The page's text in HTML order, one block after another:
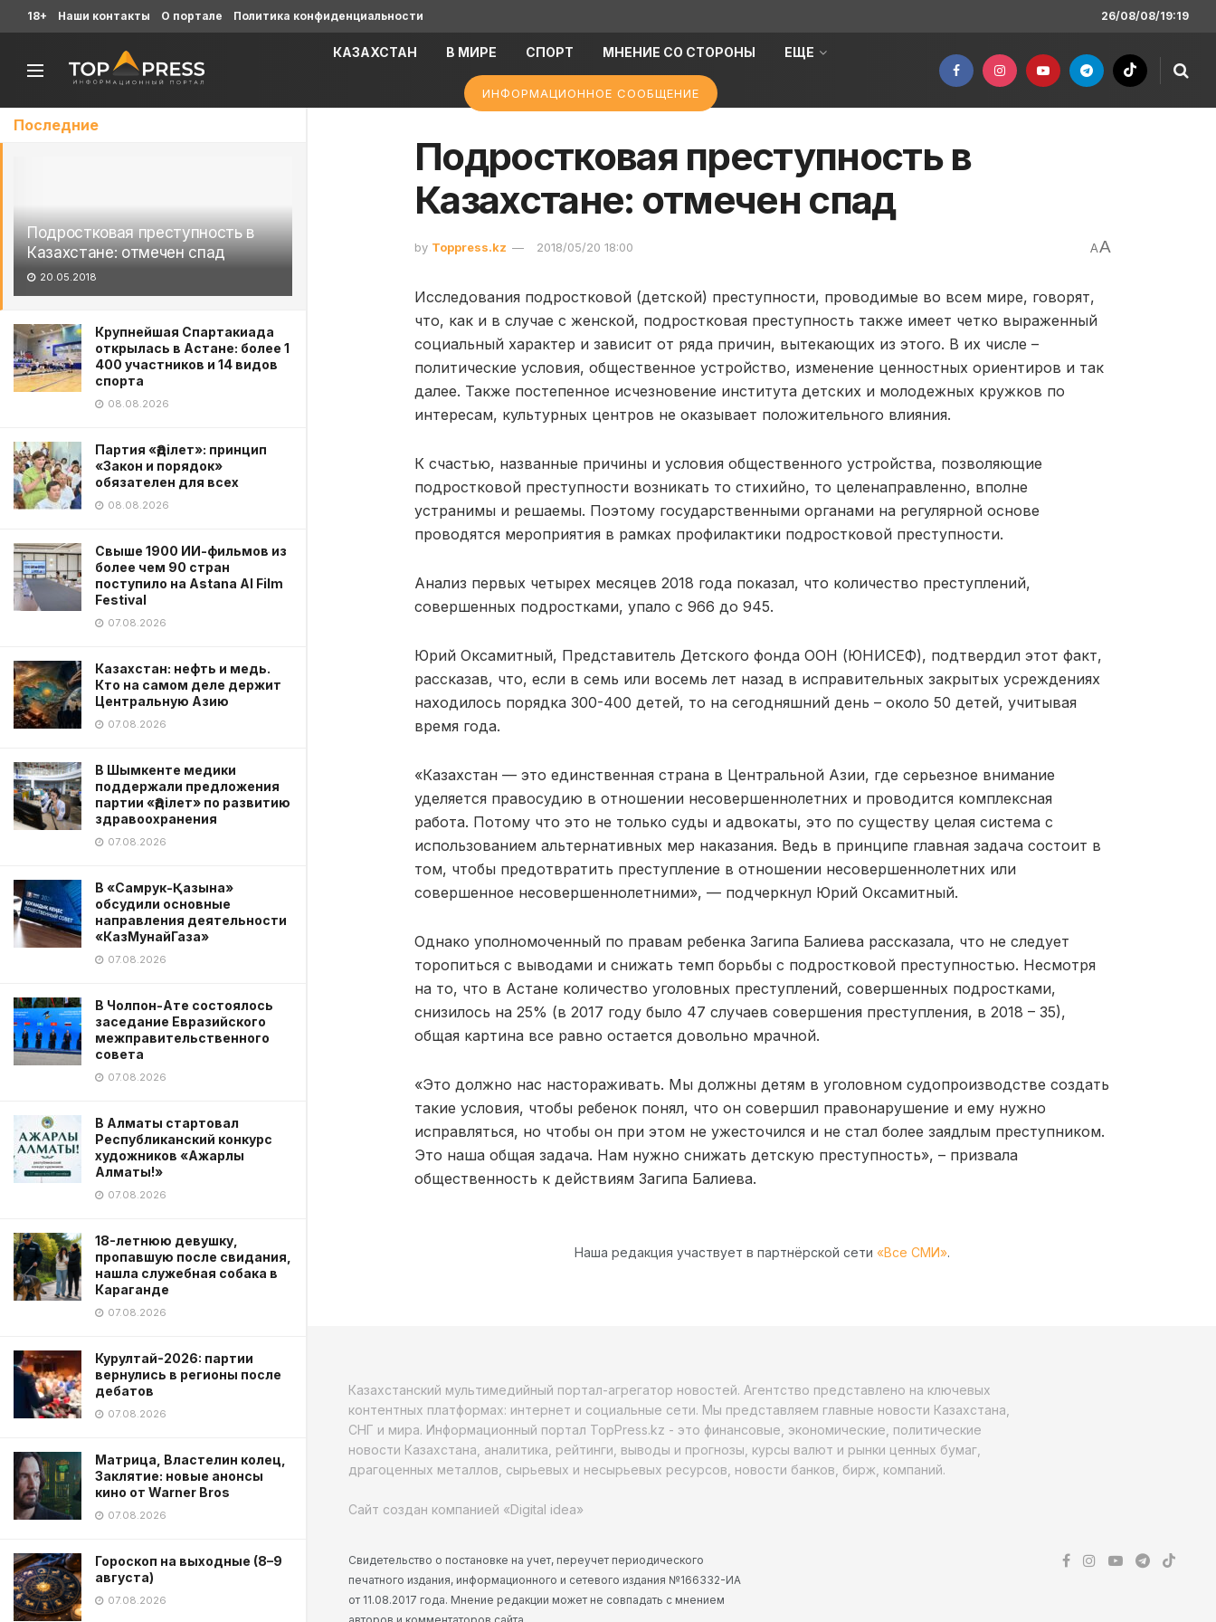
Последние
Подростковая преступность в
Казахстане: отмечен спад
20.05.2018
Крупнейшая Спартакиада
открылась в Астане: более 1
400 участников и 14 видов
спорта
08.08.2026
Партия «Әділет»: принцип
«Закон и порядок»
обязателен для всех
08.08.2026
Свыше 1900 ИИ-фильмов из
более чем 90 стран
поступило на Astana AI Film
Festival
07.08.2026
Казахстан: нефть и медь.
Кто на самом деле держит
Центральную Азию
07.08.2026
В Шымкенте медики
поддержали предложения
партии «Әділет» по развитию
здравоохранения
07.08.2026
В «Самрук-Қазына»
обсудили основные
направления деятельности
«КазМунайГаза»
07.08.2026
В Чолпон-Ате состоялось
заседание Евразийского
межправительственного
совета
07.08.2026
В Алматы стартовал
Республиканский конкурс
художников «Ажарлы
Алматы!»
07.08.2026
18-летнюю девушку,
пропавшую после свидания,
нашла служебная собака в
Караганде
07.08.2026
Курултай-2026: партии
вернулись в регионы после
дебатов
07.08.2026
Матрица, Властелин колец,
Заклятие: новые анонсы
кино от Warner Bros
07.08.2026
Гороскоп на выходные (8–9
августа)
07.08.2026
18+ Наши контакты О портале Политика конфиденциальности 26/08/08/19:19
КАЗАХСТАН В МИРЕ СПОРТ МНЕНИЕ СО СТОРОНЫ ЕЩЕ
ИНФОРМАЦИОННОЕ СООБЩЕНИЕ
Подростковая преступность в
Казахстане: отмечен спад
by Toppress.kz 2018/05/20 18:00 AA
Исследования подростковой (детской) преступности, проводимые во всем мире, говорят,
что, как и в случае с женской, подростковая преступность также имеет четко выраженный
социальный характер и зависит от ряда причин, вытекающих из этого. В их числе –
политические условия, общественное устройство, изменение ценностных ориентиров и так
далее. Также постепенное исчезновение института детских и молодежных кружков по
интересам, культурных центров не оказывает положительного влияния.
К счастью, названные причины и условия общественного устройства, позволяющие
подростковой преступности возникать то стихийно, то целенаправленно, вполне
устранимы и решаемы. Поэтому государственными органами на регулярной основе
проводятся мероприятия в рамках профилактики подростковой преступности.
Анализ первых четырех месяцев 2018 года показал, что количество преступлений,
совершенных подростками, упало с 966 до 945.
Юрий Оксамитный, Представитель Детского фонда ООН (ЮНИСЕФ), подтвердил этот факт,
рассказав, что, если в семь или восемь лет назад в исправительных закрытых усреждениях
находилось порядка 300-400 детей, то на сегодняшний день – около 50 детей, учитывая
время года.
«Казахстан — это единственная страна в Центральной Азии, где серьезное внимание
уделяется правосудию в отношении несовершеннолетних и проводится комплексная
работа. Потому что это не только суды и адвокаты, это по существу целая система с
использованием альтернативных мер наказания. Ведь в принципе главная задача состоит в
том, чтобы предотвратить преступление в отношении несовершеннолетних или
совершенное несовершеннолетними», — подчеркнул Юрий Оксамитный.
Однако уполномоченный по правам ребенка Загипа Балиева рассказала, что не следует
торопиться с выводами и снижать темп борьбы с подростковой преступностью. Несмотря
на то, что в Астане количество уголовных преступлений, совершенных подростками,
снизилось на 25% (в 2017 году было 47 случаев совершения преступления, в 2018 – 35),
общая картина все равно остается довольно мрачной.
«Это должно нас настораживать. Мы должны детям в уголовном судопроизводстве создать
такие условия, чтобы ребенок понял, что он совершил правонарушение и ему нужно
исправляться, но чтобы он при этом не ужесточился и не стал более заядлым преступником.
Это наша общая задача. Нам нужно снижать детскую преступность», – призвала
общественность к действиям Загипа Балиева.
Наша редакция участвует в партнёрской сети «Все СМИ».
Казахстанский мультимедийный портал-агрегатор новостей. Агентство представлено на ключевых
контентных платформах: интернет и социальные сети. Мы представляем главные новости Казахстана,
СНГ и мира. Информационный портал TopPress.kz - это финансовые, экономические, политические
новости Казахстана, аналитика, рейтинги, выводы и прогнозы, курсы валют и рынки ценных бумаг,
драгоценных металлов, сырьевых и несырьевых ресурсов, новости банков, бирж, компаний.
Сайт создан компанией «Digital idea»
Свидетельство о постановке на учет, переучет периодического
печатного издания, информационного и сетевого издания №166332-ИА
от 11.08.2017 года. Мнение редакции может не совпадать с мнением